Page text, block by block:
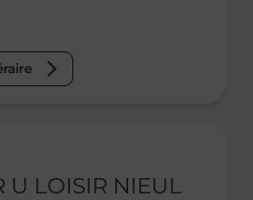
U LOISIR NIEUL